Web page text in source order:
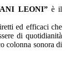
LEONI”è il
ed efficaci che
di quotidianità
colonna sonora di